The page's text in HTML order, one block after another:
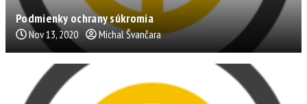
Podmienky ochrany súkromia
Nov 13, 2020 Michal Švančara